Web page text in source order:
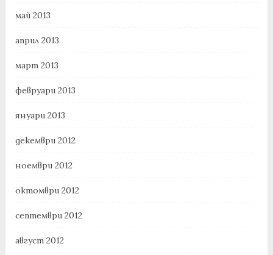
май 2013
април 2013
март 2013
февруари 2013
януари 2013
декември 2012
ноември 2012
октомври 2012
септември 2012
август 2012